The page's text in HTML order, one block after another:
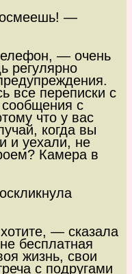
—
— очень
регулярно
все переписки с
с
что у вас
когда вы
и уехали, не
Камера в
— сказала
бесплатная
жизнь, свои
с подругами